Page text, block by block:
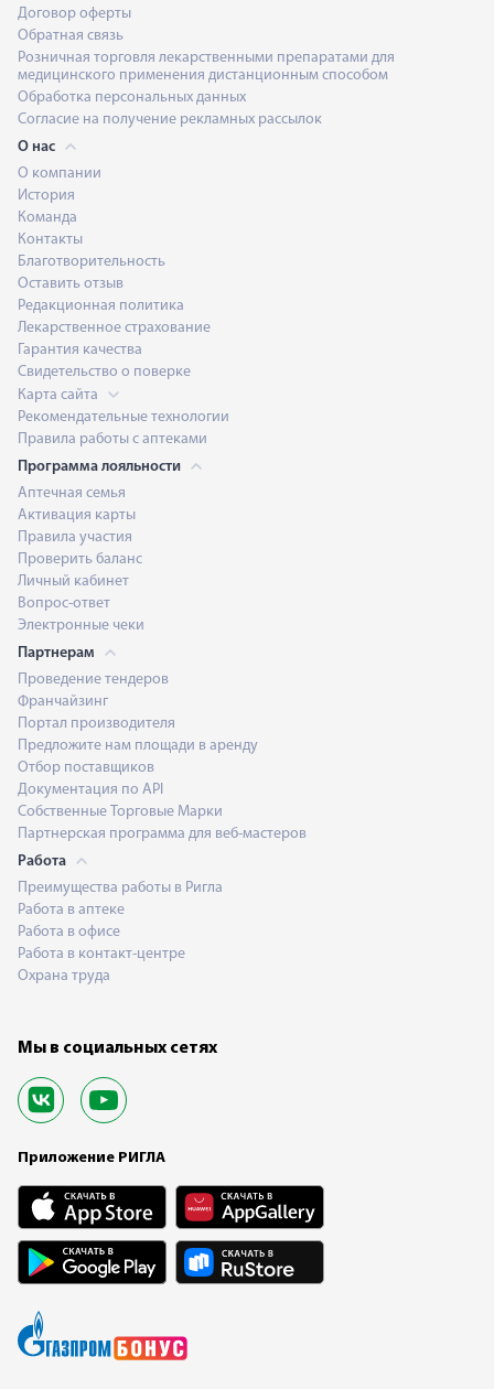
Договор оферты
Обратная связь
Розничная торговля лекарственными препаратами для
медицинского применения дистанционным способом
Обработка персональных данных
Согласие на получение рекламных рассылок
О нас
О компании
История
Команда
Контакты
Благотворительность
Оставить отзыв
Редакционная политика
Лекарственное страхование
Гарантия качества
Свидетельство о поверке
Карта сайта
Рекомендательные технологии
Правила работы с аптеками
Программа лояльности
Аптечная семья
Активация карты
Правила участия
Проверить баланс
Личный кабинет
Вопрос-ответ
Электронные чеки
Партнерам
Проведение тендеров
Франчайзинг
Портал производителя
Предложите нам площади в аренду
Отбор поставщиков
Документация по API
Собственные Торговые Марки
Партнерская программа для веб-мастеров
Работа
Преимущества работы в Ригла
Работа в аптеке
Работа в офисе
Работа в контакт-центре
Охрана труда
Мы в социальных сетях
Приложение РИГЛА